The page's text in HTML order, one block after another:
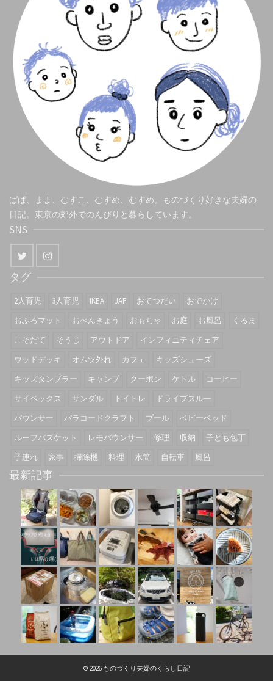
ぱぱ、まま、むすこ、むすめ、むすめ。ものづくり好きな夫婦の
日記。東京の郊外でのんびりと暮らしています。
SNS
タグ
2人育児 3人育児 IKEA JAF おてつだい
おでかけ
おふろマット
おべんきょう おもちゃ お庭 お風呂
くるま
こそだて
そうじ アウトドア
インフィニティチェア
ウッドデッキ
オムツ外れ カフェ
キッズシューズ
キッズタンブラー
キャンプ クーポン ケトル
コーヒー
サイベックス
サンダル トイトレ
ドライブスルー
バウンサー
パラコードクラフト プール
ベビーベッド
ルーフバスケット
レモバウンサー 修理 収納
子ども包丁
子連れ
家事 掃除機 料理 水筒 自転車 風呂
最新記事
© 2026 ものづくり夫婦のくらし日記